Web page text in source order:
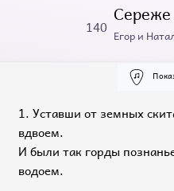
140 Егор и
1. Уставши от земных
вдвоем.
И были так горды
водоем.